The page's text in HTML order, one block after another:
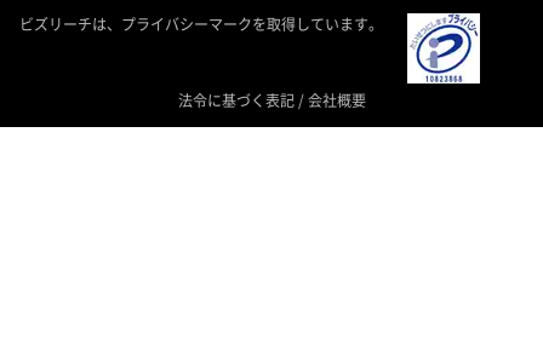
ビズリーチは、プライバシーマークを取得しています。
法令に基づく表記 /会社概要